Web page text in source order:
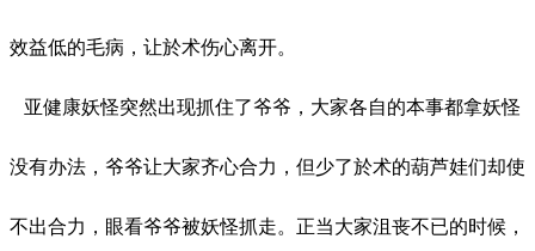
效益低的毛病，让於术伤心离开。
亚健康妖怪突然出现抓住了爷爷，大家各自的本事都拿妖怪
没有办法，爷爷让大家齐心合力，但少了於术的葫芦娃们却使
不出合力，眼看爷爷被妖怪抓走。正当大家沮丧不已的时候，